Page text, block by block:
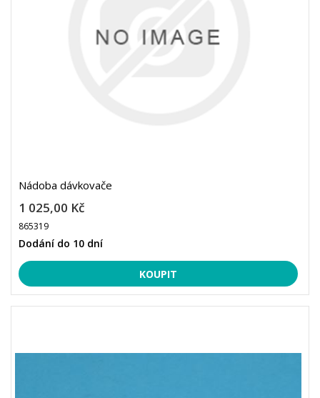
Nádoba dávkovače
1 025,00 Kč
865319
Dodání do 10 dní